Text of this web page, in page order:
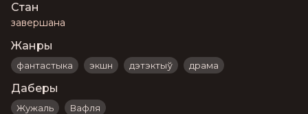
Стан
завершана
Жанры
фантастыка экшн дэтэктыў драма
Даберы
Жужаль Вафля